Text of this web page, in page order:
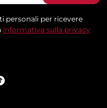
personali per ricevere
informativa sulla privacy